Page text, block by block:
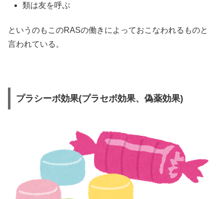
類は友を呼ぶ
というのもこのRASの働きによっておこなわれるものと
言われている。
プラシーボ効果(プラセボ効果、偽薬効果)